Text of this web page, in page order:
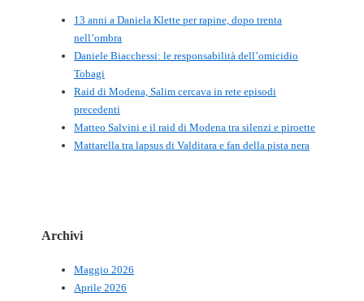
13 anni a Daniela Klette per rapine, dopo trenta
nell’ombra
Daniele Biacchessi: le responsabilità dell’omicidio
Tobagi
Raid di Modena, Salim cercava in rete episodi
precedenti
Matteo Salvini e il raid di Modena tra silenzi e piroette
Mattarella tra lapsus di Valditara e fan della pista nera
Archivi
Maggio 2026
Aprile 2026